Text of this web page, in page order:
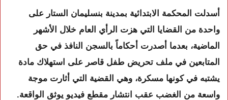
واحدة من القضايا التي هزت الرأي العام خلال الأشهر
الماضية، بعدما أصدرت أحكاماً بالسجن النافذ في حق
المتابعين في ملف تحريض طفل قاصر على استهلاك مادة
يشتبه في كونها مسكرة، وهي القضية التي أثارت موجة
واسعة من الغضب عقب انتشار مقطع فيديو يوثق الواقعة.